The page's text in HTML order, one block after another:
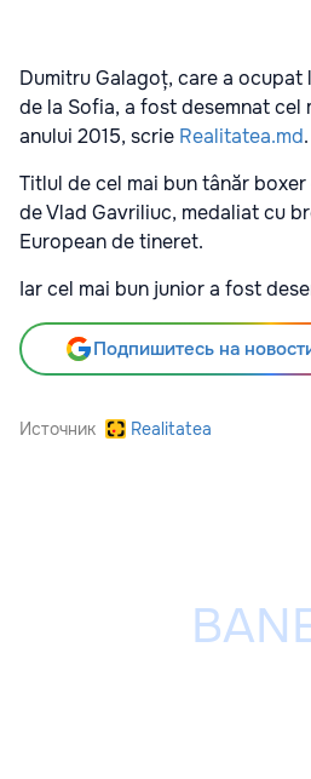
Dumitru Galagoț, care a
de la Sofia, a fost desemnat cel
anului 2015, scrie Realitatea.md.
Titlul de cel mai bun tânăr
de Vlad Gavriliuc, medaliat cu
European de tineret.
Iar cel mai bun junior a fost
Подпишитесь на
Источник Realitatea